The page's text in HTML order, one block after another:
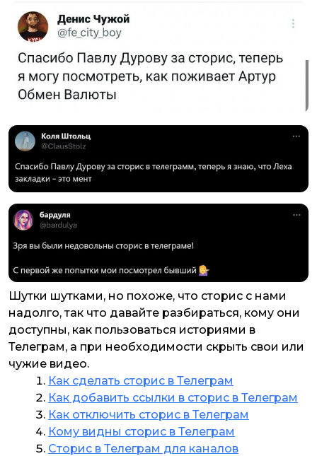
Шутки шутками, но похоже, что сторис с нами
надолго, так что давайте разбираться, кому они
доступны, как пользоваться историями в
Телеграм, а при необходимости скрыть свои или
чужие видео.
Как сделать сторис в Телеграм
Как добавить ссылки в сторис в Телеграм
Как отключить сторис в Телеграм
Кому видны сторис в Телеграм
Сторис в Телеграм для каналов